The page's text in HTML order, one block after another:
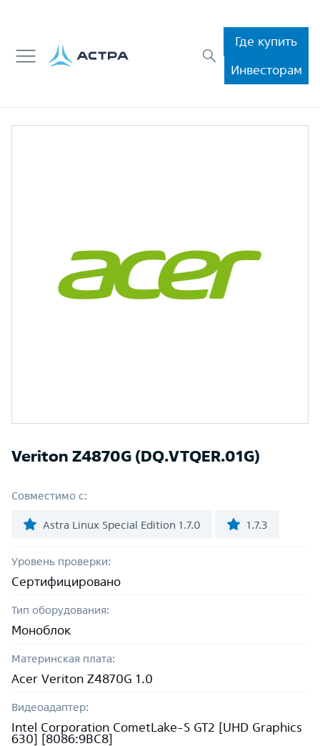
Где купить
Инвесторам
Veriton Z4870G (DQ.VTQER.01G)
Совместимо с:
Astra Linux Special Edition 1.7.0 1.7.3
Уровень проверки:
Сертифицировано
Тип оборудования:
Моноблок
Материнская плата:
Acer Veriton Z4870G 1.0
Видеоадаптер:
Intel Corporation CometLake-S GT2 [UHD Graphics
630] [8086:9BC8]